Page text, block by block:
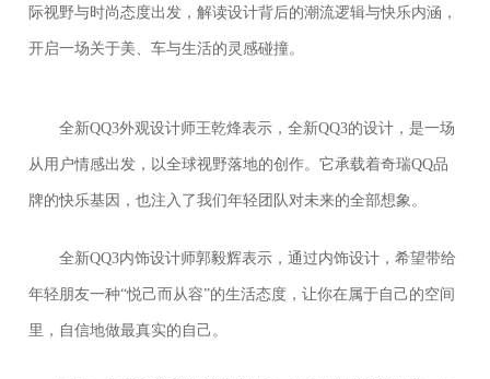
际视野与时尚态度出发，解读设计背后的潮流逻辑与快乐内涵，
开启一场关于美、车与生活的灵感碰撞。
全新QQ3外观设计师王乾烽表示，全新QQ3的设计，是一场
从用户情感出发，以全球视野落地的创作。它承载着奇瑞QQ品
牌的快乐基因，也注入了我们年轻团队对未来的全部想象。
全新QQ3内饰设计师郭毅辉表示，通过内饰设计，希望带给
年轻朋友一种“悦己而从容”的生活态度，让你在属于自己的空间
里，自信地做最真实的自己。